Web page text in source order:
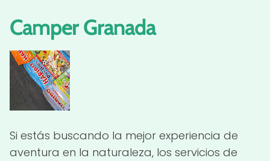
Camper Granada
Si estás buscando la mejor experiencia de
aventura en la naturaleza, los servicios de